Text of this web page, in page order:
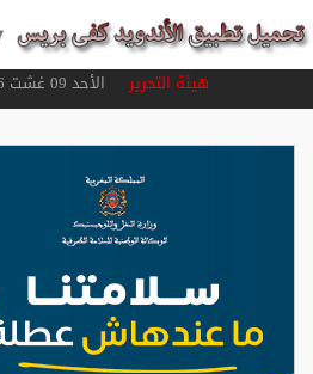
هيئة التحريرالأحد 09 غشت 2026 العدد : 5493